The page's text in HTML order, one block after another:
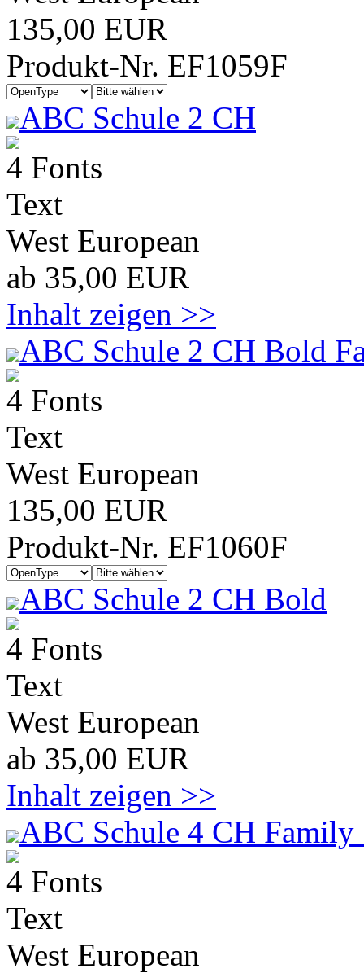
135,00 EUR
Produkt-Nr. EF1059F
ABC Schule 2 CH
4 Fonts
Text
West European
ab 35,00 EUR
Inhalt zeigen >>
ABC Schule 2 CH Bold
4 Fonts
Text
West European
135,00 EUR
Produkt-Nr. EF1060F
ABC Schule 2 CH Bold
4 Fonts
Text
West European
ab 35,00 EUR
Inhalt zeigen >>
ABC Schule 4 CH Family
4 Fonts
Text
West European